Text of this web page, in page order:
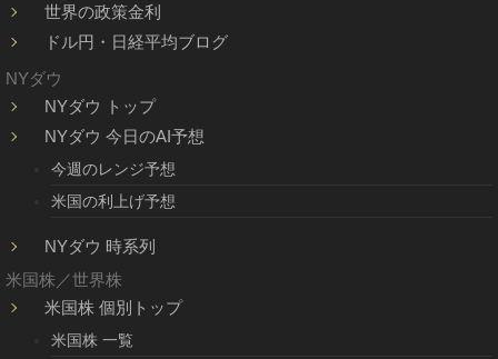
世界の政策金利
ドル円・日経平均ブログ
NYダウ
NYダウ トップ
NYダウ 今日のAI予想
今週のレンジ予想
米国の利上げ予想
NYダウ 時系列
米国株／世界株
米国株 個別トップ
米国株 一覧